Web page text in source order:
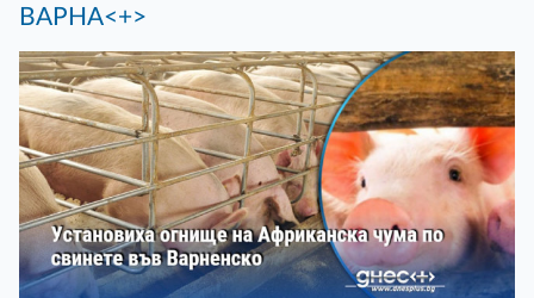
ВАРНА<+>